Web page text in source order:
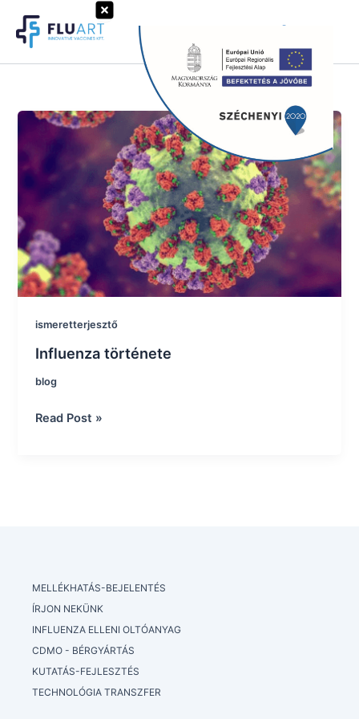
content
Search
ismeretterjesztő
Influenza története
blog
Influenza
Read Post »
MELLÉKHATÁS-BEJELENTÉS
ÍRJON NEKÜNK
INFLUENZA ELLENI OLTÓANYAG
CDMO - BÉRGYÁRTÁS
KUTATÁS-FEJLESZTÉS
TECHNOLÓGIA TRANSZFER